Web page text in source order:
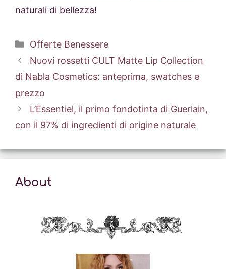
naturali di bellezza!
Categorie
Offerte Benessere
Nuovi rossetti CULT Matte Lip Collection
di Nabla Cosmetics: anteprima, swatches e
prezzo
L’Essentiel, il primo fondotinta di Guerlain,
con il 97% di ingredienti di origine naturale
About